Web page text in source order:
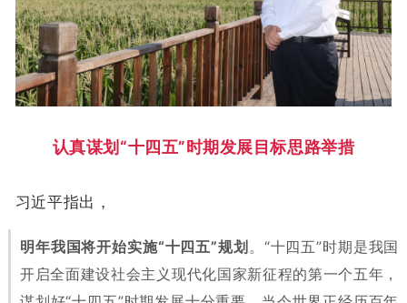
认真谋划“十四五”时期发展目标思路举措
习近平指出，
明年我国将开始实施“十四五”规划 。“十四五”时期是我国
开启全面建设社会主义现代化国家新征程的第一个五年，